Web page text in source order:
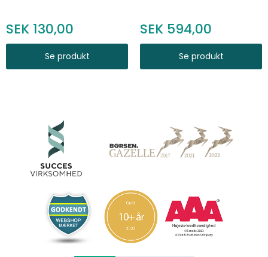
130,00
Se produkt
594,00
Se produkt